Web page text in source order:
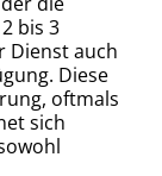
bis 3
Dienst auch
Diese
oftmals
sich